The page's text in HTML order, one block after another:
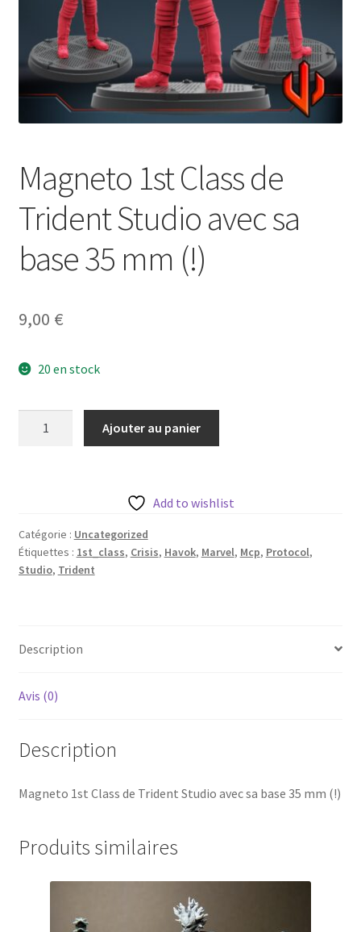
Magneto 1st Class de
Trident Studio avec sa
base 35 mm (!)
9,00 €
20 en stock
Trident
Studio
avec
35
Ajouter au panier
Add to wishlist
Catégorie : Uncategorized
Étiquettes : 1st_class, Crisis, Havok, Marvel, Mcp, Protocol,
Studio, Trident
Description
Avis (0)
Description
Magneto 1st Class de Trident Studio avec sa base 35 mm (!)
Produits similaires